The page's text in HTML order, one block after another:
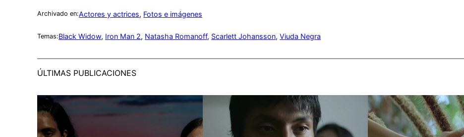
Archivado en:Actores y actrices, Fotos e imágenes
Temas:Black Widow, Iron Man 2, Natasha Romanoff, Scarlett Johansson, Viuda Negra
ÚLTIMAS PUBLICACIONES